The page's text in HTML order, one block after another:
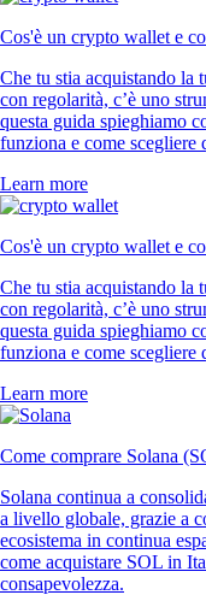
Cos'è un crypto wallet e
Che tu stia acquistando la
con regolarità, c’è uno
questa guida spieghiamo
funziona e come scegliere
Learn more
Cos'è un crypto wallet e
Che tu stia acquistando la
con regolarità, c’è uno
questa guida spieghiamo
funziona e come scegliere
Learn more
Come comprare Solana
Solana continua a
a livello globale, grazie a
ecosistema in continua
come acquistare SOL in
consapevolezza.